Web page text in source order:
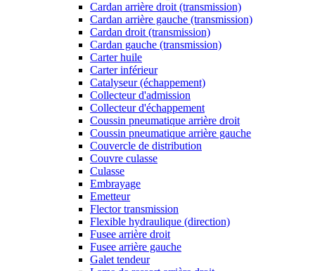
Cardan arrière droit (transmission)
Cardan arrière gauche (transmission)
Cardan droit (transmission)
Cardan gauche (transmission)
Carter huile
Carter inférieur
Catalyseur (échappement)
Collecteur d'admission
Collecteur d'échappement
Coussin pneumatique arrière droit
Coussin pneumatique arrière gauche
Couvercle de distribution
Couvre culasse
Culasse
Embrayage
Emetteur
Flector transmission
Flexible hydraulique (direction)
Fusee arrière droit
Fusee arrière gauche
Galet tendeur